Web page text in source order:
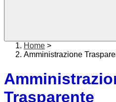
Home >
Amministrazione
Trasparente